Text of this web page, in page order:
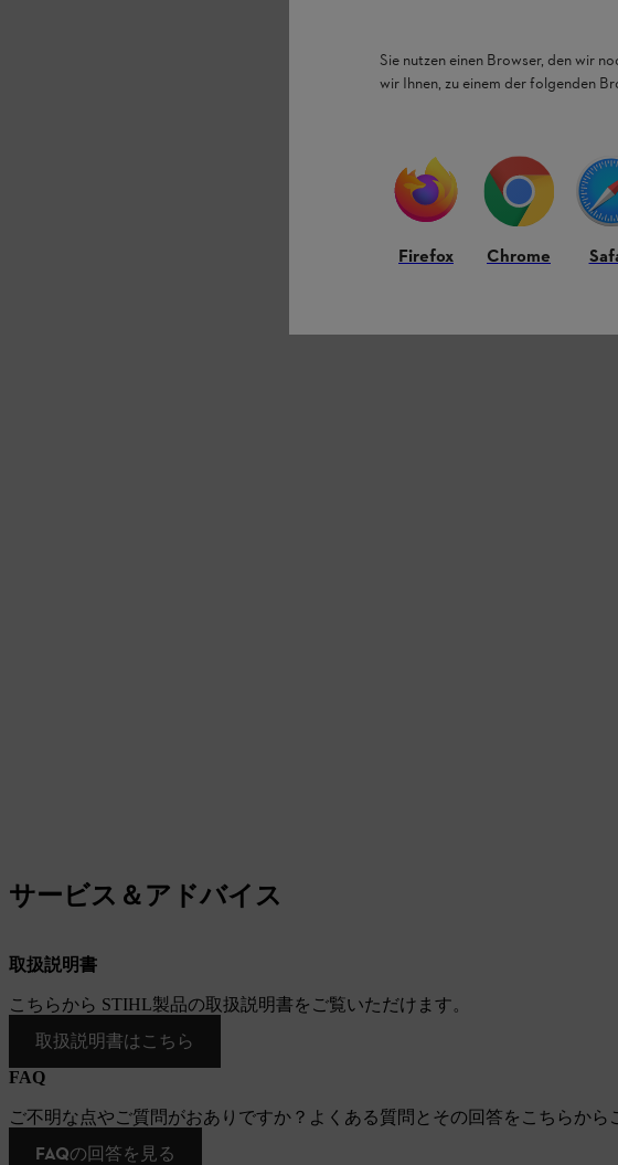
サービス＆アドバイス
取扱説明書
こちらから STIHL製品の取扱説明書をご覧いただけます。
取扱説明書はこちら
FAQ
ご不明な点やご質問がおありですか？よくある質問とその回答をこちらから
FAQの回答を見る
Sie nutzen einen Browser, den wir
wir Ihnen, zu einem der folgenden
Firefox Chrome